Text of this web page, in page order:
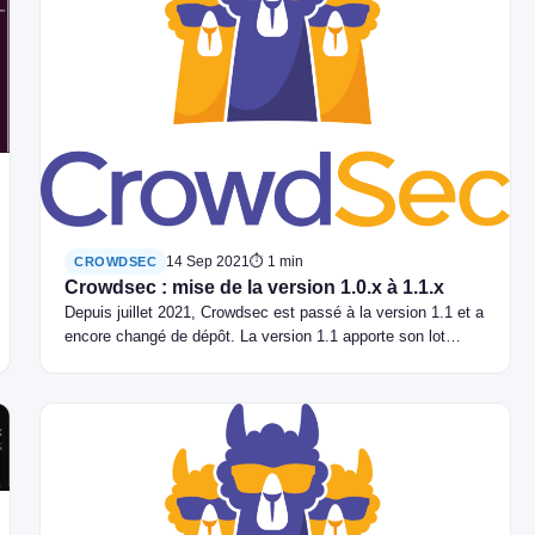
CROWDSEC 14 Sep 2021⏱ 1 min
Crowdsec : mise de la version 1.0.x à 1.1.x
Depuis juillet 2021, Crowdsec est passé à la version 1.1 et a
encore changé de dépôt. La version 1.1 apporte son lot…